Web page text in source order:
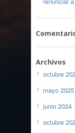
Archivos
octubre
mayo 2025
junio 2024
octubre